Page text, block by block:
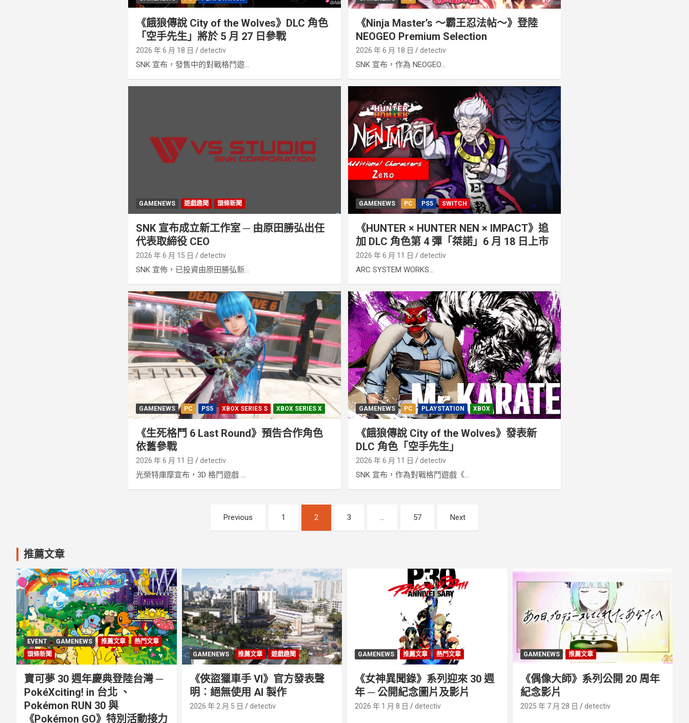
《餓狼傳說 City of the Wolves》DLC 角色
「空手先生」將於 5 月 27 日參戰
2026 年 6 月 18 日 detectiv
SNK 宣布，發售中的對戰格鬥遊...
《Ninja Master’s ～霸王忍法帖～》登陸
NEOGEO Premium Selection
2026 年 6 月 18 日 detectiv
SNK 宣布，作為 NEOGEO...
GAMENEWS 遊戲趣聞 頭條新聞
SNK 宣布成立新工作室 ─ 由原田勝弘出任
代表取締役 CEO
2026 年 6 月 15 日 detectiv
SNK 宣佈，已投資由原田勝弘新...
GAMENEWS PC PS5 SWITCH
《HUNTER × HUNTER NEN × IMPACT》追
加 DLC 角色第 4 彈「桀諾」6 月 18 日上市
2026 年 6 月 11 日 detectiv
ARC SYSTEM WORKS...
GAMENEWS PC PS5 XBOX SERIES S XBOX SERIES X
《生死格鬥 6 Last Round》預告合作角色
依舊參戰
2026 年 6 月 11 日 detectiv
光榮特庫摩宣布，3D 格鬥遊戲 ...
GAMENEWS PC PLAYSTATION XBOX
《餓狼傳說 City of the Wolves》發表新
DLC 角色「空手先生」
2026 年 6 月 11 日 detectiv
SNK 宣布，作為對戰格鬥遊戲《...
頁
Previous 1 2 3 ... 57 Next
推薦文章
EVENT GAMENEWS 推薦文章
熱門文章
頭條新聞
寶可夢 30 週年慶典登陸台灣 ─
PokéXciting! in 台北 、
Pokémon RUN 30 與
《Pokémon GO》特別活動接⼒
GAMENEWS 推薦文章 遊戲趣聞
《俠盜獵車手 VI》官方發表聲
明︰絕無使用 AI 製作
2026 年 2 月 5 日 detectiv
GAMENEWS 推薦文章 熱門文章
《女神異聞錄》系列迎來 30 週
年 ─ 公開紀念圖片及影片
2026 年 1 月 8 日 detectiv
GAMENEWS 推薦文章
《偶像大師》系列公開 20 周年
紀念影片
2025 年 7 月 28 日 detectiv